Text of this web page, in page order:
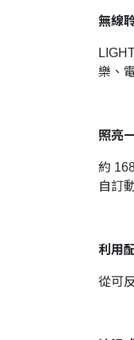
無線
樂、
照亮
約
自訂
利用
從可